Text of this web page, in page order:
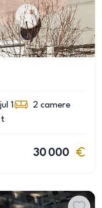
1 2 camere
30 000